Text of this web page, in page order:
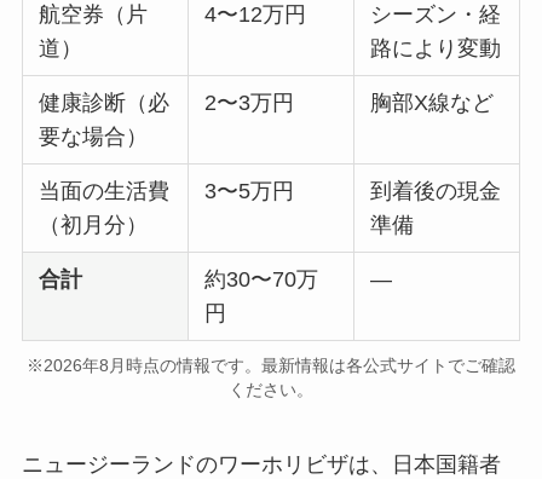
航空券（片
道）
4〜12万円
シーズン・経
路により変動
健康診断（必
要な場合）
2〜3万円 胸部X線など
当面の生活費
（初月分）
3〜5万円
到着後の現金
準備
合計
約30〜70万
円
—
※2026年8月時点の情報です。最新情報は各公式サイトでご確認
ください。
ニュージーランドのワーホリビザは、日本国籍者